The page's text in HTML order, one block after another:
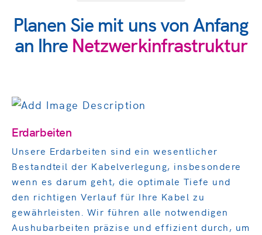
Willkommen bei...
Planen Sie mit uns von Anfang
an Ihre Netzwerkinfrastruktur
Erdarbeiten
Unsere Erdarbeiten sind ein wesentlicher
Bestandteil der Kabelverlegung, insbesondere
wenn es darum geht, die optimale Tiefe und
den richtigen Verlauf für Ihre Kabel zu
gewährleisten. Wir führen alle notwendigen
Aushubarbeiten präzise und effizient durch, um